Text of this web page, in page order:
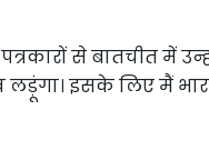
से बातचीत में
लड़ूंगा। इसके लिए मैं